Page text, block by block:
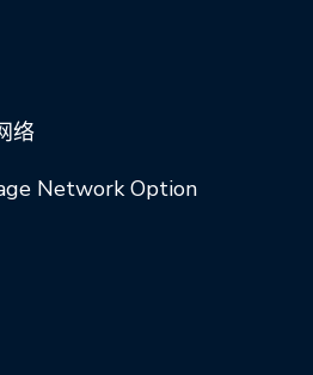
络
Network Option